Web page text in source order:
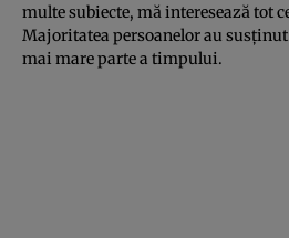
multe subiecte, mă interesează tot
Majoritatea persoanelor au
mai mare parte a timpului.